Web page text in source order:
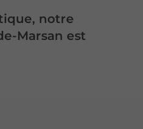
notre
Marsan est